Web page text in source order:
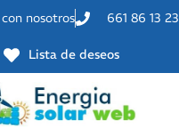
nosotros 661 86 13 23
Lista de deseos